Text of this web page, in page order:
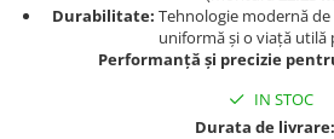
Scule Pneumatice
Slefuitoare
Durabilitate: Tehnologie modernă
uniformă și o viață utilă
Performanță și precizie
IN STOC
Durata de livrare: